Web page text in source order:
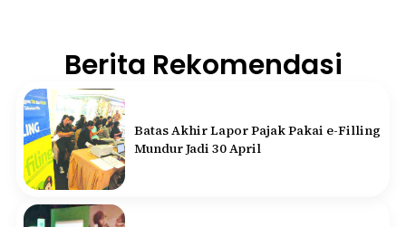
Berita Rekomendasi
Batas Akhir Lapor Pajak Pakai e-Filling
Mundur Jadi 30 April